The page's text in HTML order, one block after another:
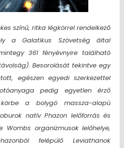
színű, ritka légkörrel rendelkező
a Galatikus Szövetség által
361 fényévnyire található
Besorolását tekintve egy
egészen egyedi szerkezettel
pedig egyetlen érző
a bolygó massza-alapú
natív Phazon lelőforrás és
Wombs organizmusok lelőhelye,
felépülő Leviathanok